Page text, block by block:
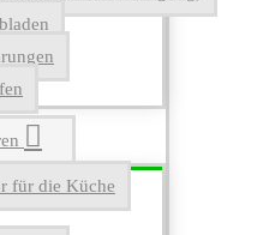
für die Küche